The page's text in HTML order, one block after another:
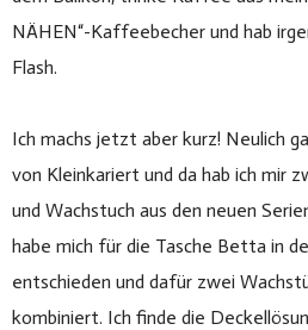
NÄHEN“-Kaffeebecher und hab
Flash.
Ich machs jetzt aber kurz! Neulich
von Kleinkariert und da hab ich mir
und Wachstuch aus den neuen
habe mich für die Tasche Betta in
entschieden und dafür zwei
kombiniert. Ich finde die